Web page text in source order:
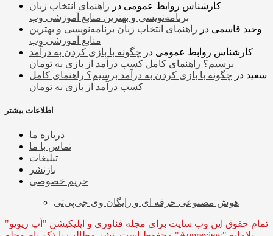
کارشناس روابط عمومی در راهنمای انتخاب زبان
برنامه‌نویسی و بهترین منابع آموزشی وب
وحید قاسمی در راهنمای انتخاب زبان برنامه‌نویسی و بهترین
منابع آموزشی وب
کارشناس روابط عمومی در چگونه با بازی کردن به درآمد
برسیم؟ راهنمای کامل کسب درآمد از بازی به تومان
سعید در چگونه با بازی کردن به درآمد برسیم؟ راهنمای کامل
کسب درآمد از بازی به تومان
اطلاعات بیشتر
درباره ما
تماس با ما
تبلیغات
بازنشر
حریم خصوصی
هوش مصنوعی حرفه ای و رایگان وی جی‌پی‌تی
تمام حقوق این وب سایت برای مجله فناوری و اپلیکیشن "اَپ ریویو"